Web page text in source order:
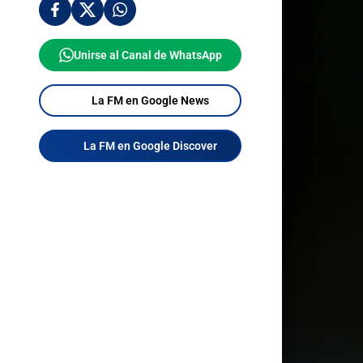
Unirse al Canal de WhatsApp
La FM en Google News
La FM en Google Discover